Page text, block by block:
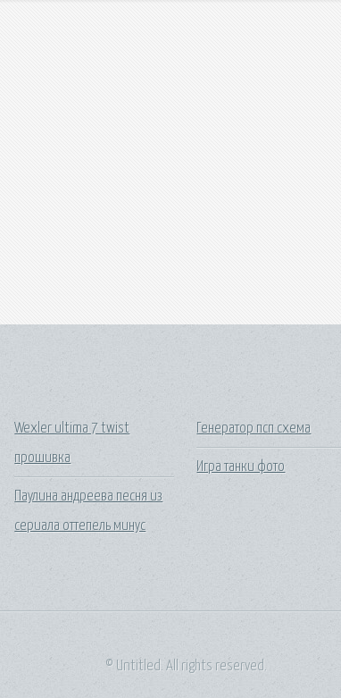
Wexler ultima 7 twist
прошивка
Паулина андреева песня из
сериала оттепель минус
Генератор псп схема
Игра танки фото
© Untitled. All rights reserved.